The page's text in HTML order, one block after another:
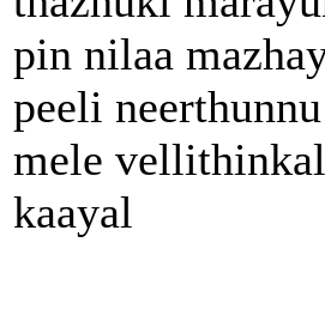
pin nilaa
peeli neerthunnu
mele
kaayal